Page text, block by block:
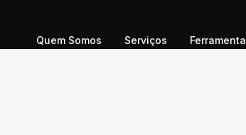
Quem Somos Serviços